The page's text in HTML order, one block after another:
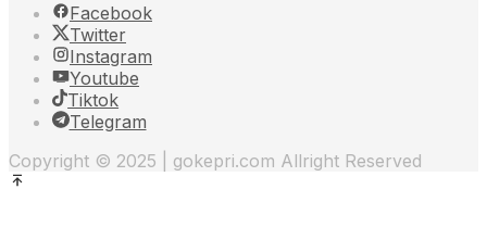
Facebook
Twitter
Instagram
Youtube
Tiktok
Telegram
Copyright © 2025 | gokepri.com Allright Reserved